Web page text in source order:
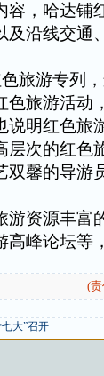
容，哈达铺
及沿线交通
旅游专列
色旅游活动
明红色旅
次的红色
双馨的导游
资源丰富
峰论坛等
(
大”召开